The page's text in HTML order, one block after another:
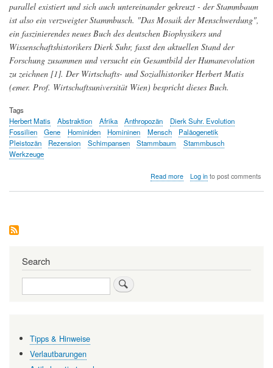
parallel existiert und sich auch untereinander gekreuzt - der Stammbaum
ist also ein verzweigter Stammbusch. "Das Mosaik der Menschwerdung",
ein faszinierendes neues Buch des deutschen Biophysikers und
Wissenschaftshistorikers Dierk Suhr, fasst den aktuellen Stand der
Forschung zusammen und versucht ein Gesamtbild der Humanevolution
zu zeichnen [1]. Der Wirtschafts- und Sozialhistoriker Herbert Matis
(emer. Prof. Wirtschaftsuniversität Wien) bespricht dieses Buch.
Tags
Herbert Matis
Abstraktion Afrika Anthropozän
Dierk Suhr. Evolution
Fossilien
Gene Hominiden Homininen Mensch
Paläogenetik
Pleistozän
Rezension Schimpansen Stammbaum
Stammbusch
Werkzeuge
Read moreabout
Log into post comments
Search
Search
Tipps & Hinweise
Verlautbarungen